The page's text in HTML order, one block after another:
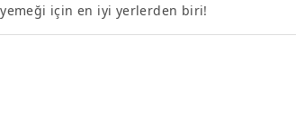
için en iyi yerlerden biri!